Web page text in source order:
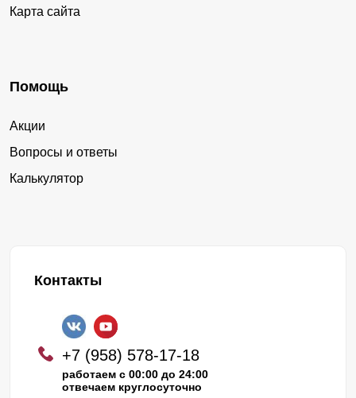
Карта сайта
Помощь
Акции
Вопросы и ответы
Калькулятор
Контакты
+7 (958) 578-17-18
работаем с 00:00 до 24:00
отвечаем круглосуточно